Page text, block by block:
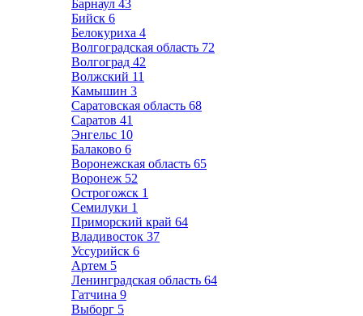
Барнаул 43
Бийск 6
Белокуриха 4
Волгоградская область 72
Волгоград 42
Волжский 11
Камышин 3
Саратовская область 68
Саратов 41
Энгельс 10
Балаково 6
Воронежская область 65
Воронеж 52
Острогожск 1
Семилуки 1
Приморский край 64
Владивосток 37
Уссурийск 6
Артем 5
Ленинградская область 64
Гатчина 9
Выборг 5